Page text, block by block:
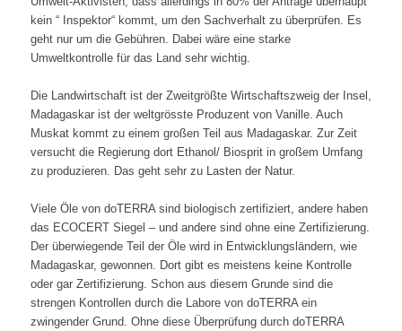
kein “ Inspektor“ kommt, um den Sachverhalt zu überprüfen. Es
geht nur um die Gebühren. Dabei wäre eine starke
Umweltkontrolle für das Land sehr wichtig.
Die Landwirtschaft ist der Zweitgrößte Wirtschaftszweig der Insel,
Madagaskar ist der weltgrösste Produzent von Vanille. Auch
Muskat kommt zu einem großen Teil aus Madagaskar. Zur Zeit
versucht die Regierung dort Ethanol/ Biosprit in großem Umfang
zu produzieren. Das geht sehr zu Lasten der Natur.
Viele Öle von doTERRA sind biologisch zertifiziert, andere haben
das ECOCERT Siegel – und andere sind ohne eine Zertifizierung.
Der überwiegende Teil der Öle wird in Entwicklungsländern, wie
Madagaskar, gewonnen. Dort gibt es meistens keine Kontrolle
oder gar Zertifizierung. Schon aus diesem Grunde sind die
strengen Kontrollen durch die Labore von doTERRA ein
zwingender Grund. Ohne diese Überprüfung durch doTERRA